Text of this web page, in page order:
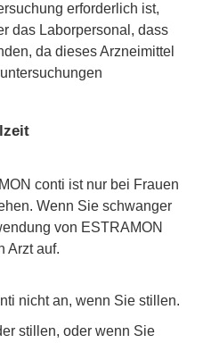
erforderlich ist,
das Laborpersonal, dass
da dieses Arzneimittel
conti ist nur bei Frauen
Wenn Sie schwanger
von ESTRAMON
Arzt auf.
nicht an, wenn Sie stillen.
stillen, oder wenn Sie